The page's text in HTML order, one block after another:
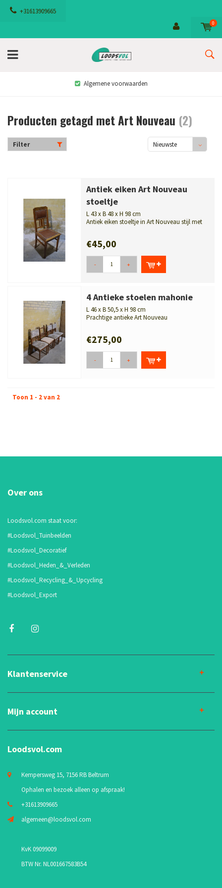
+31613909665
0
Algemene voorwaarden
Producten getagd met Art Nouveau (2)
Filter
Nieuwste
Antiek eiken Art Nouveau
stoeltje
L 43 x B 48 x H 98 cm
Antiek eiken stoeltje in Art Nouveau stijl met
€45,00
- +
4 Antieke stoelen mahonie
L 46 x B 50,5 x H 98 cm
Prachtige antieke Art Nouveau
€275,00
- +
Toon 1 - 2 van 2
Over ons
Loodsvol.com staat voor:
#Loodsvol_Tuinbeelden
#Loodsvol_Decoratief
#Loodsvol_Heden_&_Verleden
#Loodsvol_Recycling_&_Upcycling
#Loodsvol_Export
Klantenservice
Mijn account
Loodsvol.com
Kempersweg 15, 7156 RB Beltrum
Ophalen en bezoek alleen op afspraak!
+31613909665
algemeen@loodsvol.com
KvK 09099009
BTW Nr. NL001667583B54